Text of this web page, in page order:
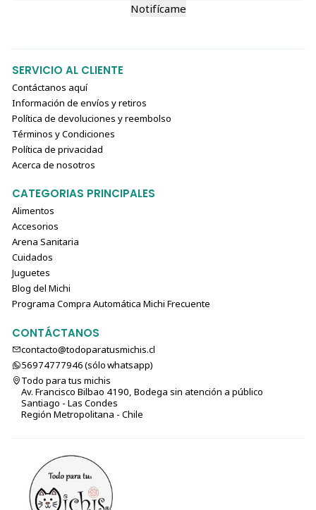
Notifícame
SERVICIO AL CLIENTE
Contáctanos aquí
Información de envíos y retiros
Política de devoluciones y reembolso
Términos y Condiciones
Política de privacidad
Acerca de nosotros
CATEGORIAS PRINCIPALES
Alimentos
Accesorios
Arena Sanitaria
Cuidados
Juguetes
Blog del Michi
Programa Compra Automática Michi Frecuente
CONTÁCTANOS
contacto@todoparatusmichis.cl
56974777946 (sólo⁣⁣⁣⁣⁣​​​​​​​​​​​​​​​ whatsapp)
Todo para tus michis
Av. Francisco Bilbao 4190, Bodega sin atención a público
Santiago - Las Condes
Región Metropolitana - Chile